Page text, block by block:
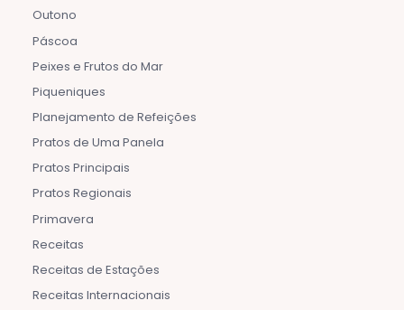
Outono
Páscoa
Peixes e Frutos do Mar
Piqueniques
Planejamento de Refeições
Pratos de Uma Panela
Pratos Principais
Pratos Regionais
Primavera
Receitas
Receitas de Estações
Receitas Internacionais